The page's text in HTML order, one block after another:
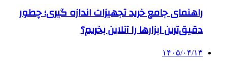
راهنمای جامع خرید تجهیزات اندازه گیری؛ چطور
دقیق‌ترین ابزارها را آنلاین بخریم؟
۱۴۰۵/۰۴/۱۳